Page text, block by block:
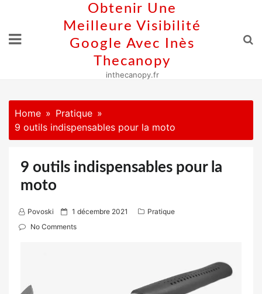
content
Obtenir Une
Meilleure Visibilité
Google Avec Inès
Thecanopy
inthecanopy.fr
Home
Pratique
9 outils indispensables pour la moto
9 outils indispensables pour la
moto
Povoski
P
o
1 décembre 2021
Pratique
No Comments